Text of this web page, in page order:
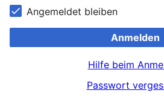
Angemeldet bleiben
Anmelden
Hilfe beim
Passwort